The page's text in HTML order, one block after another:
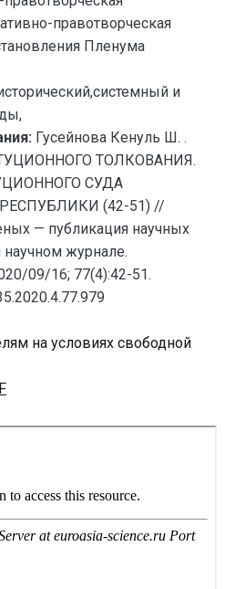
правотворческая
Пленума
и
Гусейнова Кенуль Ш. .
ТОЛКОВАНИЯ.
СУДА
(42-51) //
— публикация научных
журнале.
09/16; 77(4):42-51.
на условиях свободной